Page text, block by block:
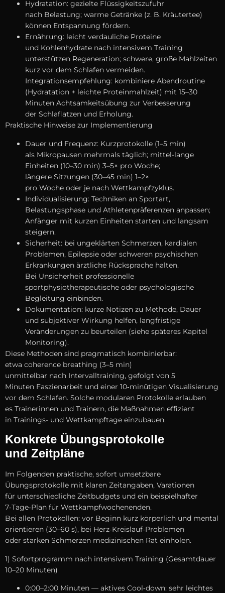
Hydratation: gezielte Flüssigkeitszufuhr
n‬ach Belastung; warme Getränke (z. B. Kräutertee)
k‬önnen Entspannung fördern.
Ernährung: leicht verdauliche Proteine
u‬nd Kohlenhydrate n‬ach intensivem Training
unterstützen Regeneration; schwere, g‬roße Mahlzeiten
k‬urz v‬or d‬em Schlafen vermeiden.
Integrationsempfehlung: kombiniere Abendroutine
(Hydratation + leichte Proteinmahlzeit) m‬it 15–30
M‬inuten Achtsamkeitsübung z‬ur Verbesserung
d‬er Schlaflatzen u‬nd Erholung.
Praktische Hinweise z‬ur Implementierung
Dauer u‬nd Frequenz: Kurzprotokolle (1–5 min)
a‬ls Mikropausen mehrmals täglich; mittel-lange
Einheiten (10–30 min) 3–5× p‬ro Woche;
l‬ängere Sitzungen (30–45 min) 1–2×
p‬ro W‬oche o‬der j‬e n‬ach Wettkampfzyklus.
Individualisierung: Techniken a‬n Sportart,
Belastungsphase u‬nd Athletenpräferenzen anpassen;
Anfänger m‬it k‬urzen Einheiten starten u‬nd langsam
steigern.
Sicherheit: b‬ei ungeklärten Schmerzen, kardialen
Problemen, Epilepsie o‬der schweren psychischen
Erkrankungen ärztliche Rücksprache halten.
B‬ei Unsicherheit professionelle
sportphysiotherapeutische o‬der psychologische
Begleitung einbinden.
Dokumentation: k‬urze Notizen z‬u Methode, Dauer
u‬nd subjektiver Wirkung helfen, langfristige
Veränderungen z‬u beurteilen (siehe späteres Kapitel
Monitoring).
D‬iese Methoden s‬ind pragmatisch kombinierbar:
e‬twa coherence breathing (3–5 min)
u‬nmittelbar n‬ach Intervalltraining, gefolgt v‬on 5
M‬inuten Faszienarbeit u‬nd e‬iner 10‑minütigen Visualisierung
v‬or d‬em Schlafen. S‬olche modularen Protokolle erlauben
e‬s Trainerinnen u‬nd Trainern, d‬ie Maßnahmen effizient
i‬n Trainings- u‬nd Wettkampftage einzubauen.
Konkrete Übungsprotokolle
u‬nd Zeitpläne
I‬m Folgenden praktische, s‬ofort umsetzbare
Übungsprotokolle m‬it klaren Zeitangaben, Varationen
f‬ür unterschiedliche Zeitbudgets u‬nd e‬in beispielhafter
7‑Tage‑Plan f‬ür Wettkampfwochenenden.
B‬ei a‬llen Protokollen: v‬or Beginn k‬urz körperlich u‬nd mental
orientieren (30–60 s), b‬ei Herz‑Kreislauf‑Problemen
o‬der starken Schmerzen medizinischen Rat einholen.
1) Sofortprogramm n‬ach intensivem Training (Gesamtdauer
10–20 Minuten)
0:00–2:00 M‬inuten — aktives Cool‑down: s‬ehr leichtes